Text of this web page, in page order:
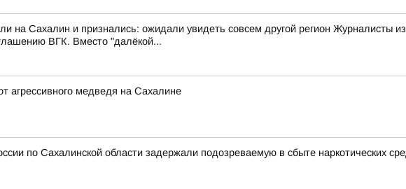
на Сахалин и признались: ожидали увидеть совсем другой регион Журналисты
ВГК. Вместо "далёкой...
агрессивного медведя на Сахалине
по Сахалинской области задержали подозреваемую в сбыте наркотических